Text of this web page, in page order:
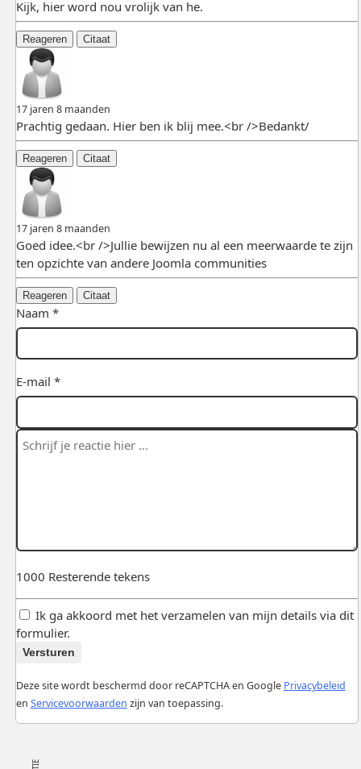
Kijk, hier word nou vrolijk van he.
Reageren Citaat
17 jaren 8 maanden
Prachtig gedaan. Hier ben ik blij mee.<br />Bedankt/
Reageren Citaat
17 jaren 8 maanden
Goed idee.<br />Jullie bewijzen nu al een meerwaarde te zijn
ten opzichte van andere Joomla communities
Reageren Citaat
Naam *
E-mail *
1000 Resterende tekens
Ik ga akkoord met het verzamelen van mijn details via dit
formulier.
Versturen
Deze site wordt beschermd door reCAPTCHA en Google Privacybeleid
en Servicevoorwaarden zijn van toepassing.